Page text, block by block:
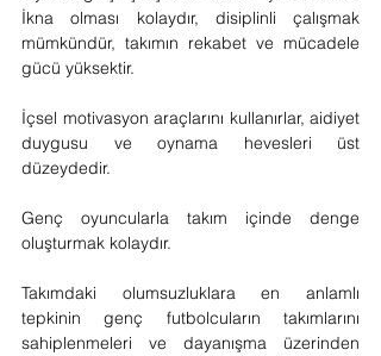
İkna olması kolaydır, disiplinli çalışmak
mümkündür, takımın rekabet ve mücadele
gücü yüksektir.
İçsel motivasyon araçlarını kullanırlar, aidiyet
duygusu ve oynama hevesleri üst
düzeydedir.
Genç oyuncularla takım içinde denge
oluşturmak kolaydır.
Takımdaki olumsuzluklara en anlamlı
tepkinin genç futbolcuların takımlarını
sahiplenmeleri ve dayanışma üzerinden